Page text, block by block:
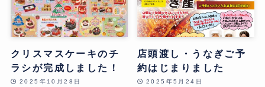
クリスマスケーキのチ
ラシが完成しました！
2025年10月28日
店頭渡し・うなぎご予
約はじまりました
2025年5月24日